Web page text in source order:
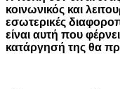
κοινωνικός και
εσωτερικές
είναι αυτή που
κατάργησή της θα